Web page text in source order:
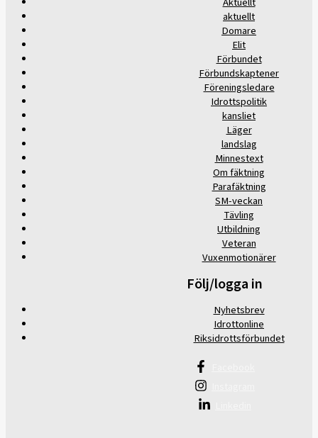
aktuellt
Domare
Elit
Förbundet
Förbundskaptener
Föreningsledare
Idrottspolitik
kansliet
Läger
landslag
Minnestext
Om fäktning
Parafäktning
SM-veckan
Tävling
Utbildning
Veteran
Vuxenmotionärer
Följ/logga in
Nyhetsbrev
Idrottonline
Riksidrottsförbundet